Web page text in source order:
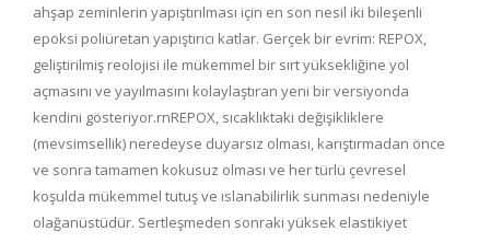
ahşap zeminlerin yapıştırılması için en son nesil iki bileşenli
epoksi poliüretan yapıştırıcı katlar. Gerçek bir evrim: REPOX,
geliştirilmiş reolojisi ile mükemmel bir sırt yüksekliğine yol
açmasını ve yayılmasını kolaylaştıran yeni bir versiyonda
kendini gösteriyor.rnREPOX, sıcaklıktaki değişikliklere
(mevsimsellik) neredeyse duyarsız olması, karıştırmadan önce
ve sonra tamamen kokusuz olması ve her türlü çevresel
koşulda mükemmel tutuş ve ıslanabilirlik sunması nedeniyle
olağanüstüdür. Sertleşmeden sonraki yüksek elastikiyet